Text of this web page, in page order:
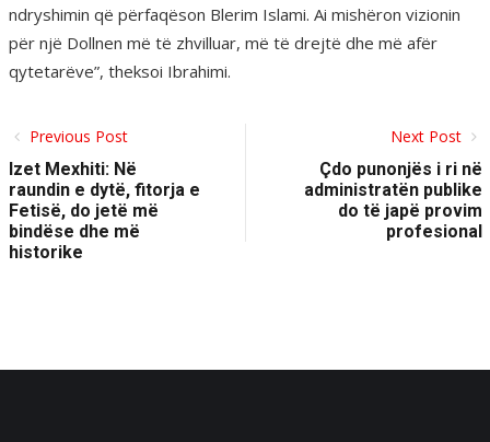
ndryshimin që përfaqëson Blerim Islami. Ai mishëron vizionin
për një Dollnen më të zhvilluar, më të drejtë dhe më afër
qytetarëve”, theksoi Ibrahimi.
Previous Post
Izet Mexhiti: Në
raundin e dytë, fitorja e
Fetisë, do jetë më
bindëse dhe më
historike
Next Post
Çdo punonjës i ri në
administratën publike
do të japë provim
profesional